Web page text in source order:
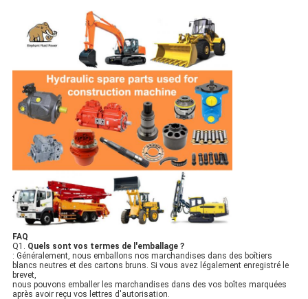
FAQ
Q1. Quels sont vos termes de l'emballage ?
: Généralement, nous emballons nos marchandises dans des boîtiers
blancs neutres et des cartons bruns. Si vous avez légalement enregistré le
brevet,
nous pouvons emballer les marchandises dans des vos boîtes marquées
après avoir reçu vos lettres d'autorisation.